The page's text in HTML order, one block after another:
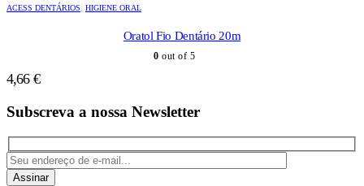
ACESS DENTÁRIOS, HIGIENE ORAL
Oratol Fio Dentário 20m
0 out of 5
4,66 €
Subscreva a nossa Newsletter
Assinar